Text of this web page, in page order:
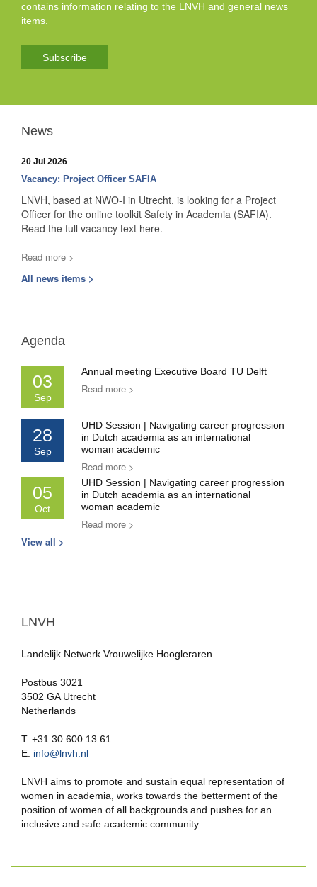
contains information relating to the LNVH and general news
items.
Subscribe
News
20 Jul 2026
Vacancy: Project Officer SAFIA
LNVH, based at NWO-I in Utrecht, is looking for a Project
Officer for the online toolkit Safety in Academia (SAFIA).
Read the full vacancy text here.
Read more >
All news items >
Agenda
03
Sep
Annual meeting Executive Board TU Delft
Read more >
28
Sep
UHD Session | Navigating career progression
in Dutch academia as an international
woman academic
Read more >
05
Oct
UHD Session | Navigating career progression
in Dutch academia as an international
woman academic
Read more >
View all >
LNVH
Landelijk Netwerk Vrouwelijke Hoogleraren
Postbus 3021
3502 GA Utrecht
Netherlands
T: +31.30.600 13 61
E: info@lnvh.nl
LNVH aims to promote and sustain equal representation of
women in academia, works towards the betterment of the
position of women of all backgrounds and pushes for an
inclusive and safe academic community.